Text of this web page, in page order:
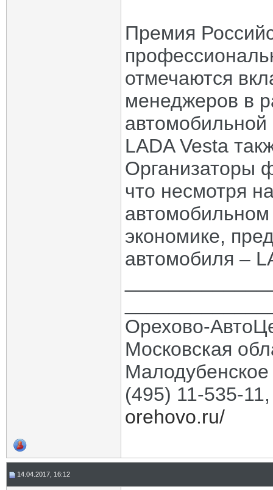
Премия
отмечаются
менеджеров в
LADA Vesta
Организаторы
что несмотря
экономике,
автомобиля –
Орехово-
Московская
(495) 11-535-
orehovo.ru/
14.04.2017, 16:12